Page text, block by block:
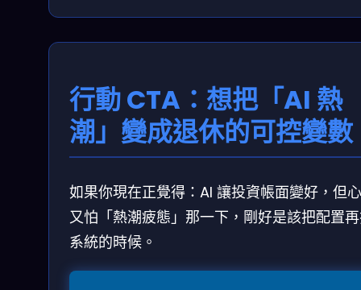
行動 CTA：想把「AI 熱
潮」變成退休的可控變數
如果你現在正覺得：AI 讓投資帳面變好，但
又怕「熱潮疲態」那一下，剛好是該把配置
系統的時候。